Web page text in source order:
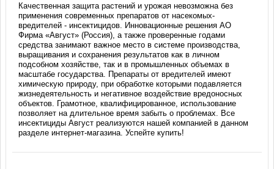
Качественная защита растений и урожая невозможна без
применения современных препаратов от насекомых-
вредителей - инсектицидов. Инновационные решения АО
Фирма «Август» (Россия), а также проверенные годами
средства занимают важное место в системе производства,
выращивания и сохранения результатов как в личном
подсобном хозяйстве, так и в промышленных объемах в
масштабе государства. Препараты от вредителей имеют
химическую природу, при обработке которыми подавляется
жизнедеятельность и негативное воздействие вредоносных
объектов. Грамотное, квалифицированное, использование
позволяет на длительное время забыть о проблемах. Все
инсектициды Август реализуются нашей компанией в данном
разделе интернет-магазина. Успейте купить!